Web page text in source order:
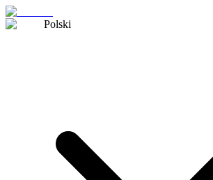
Polski